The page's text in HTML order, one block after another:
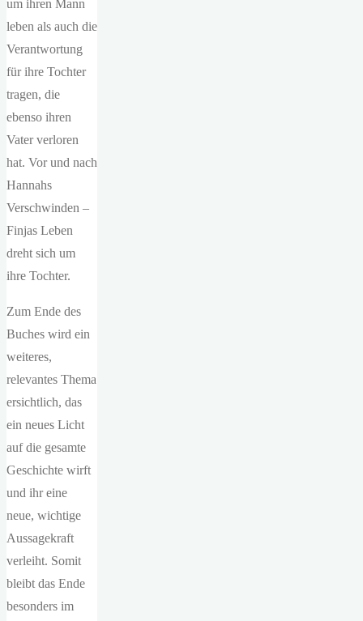
um ihren Mann
leben als auch die
Verantwortung
für ihre Tochter
tragen, die
ebenso ihren
Vater verloren
hat. Vor und nach
Hannahs
Verschwinden –
Finjas Leben
dreht sich um
ihre Tochter.
Zum Ende des
Buches wird ein
weiteres,
relevantes Thema
ersichtlich, das
ein neues Licht
auf die gesamte
Geschichte wirft
und ihr eine
neue, wichtige
Aussagekraft
verleiht. Somit
bleibt das Ende
besonders im